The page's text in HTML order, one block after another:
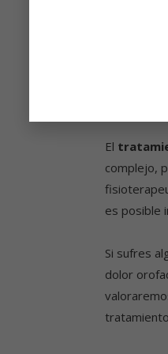
El
complejo,
es posible
Si sufres
dolor